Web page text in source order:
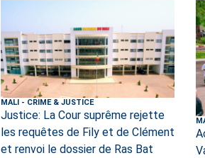
MALI - CRIME & JUSTICE
Justice: La Cour suprême rejette
les requêtes de Fily et de Clément
et renvoi le dossier de Ras Bat